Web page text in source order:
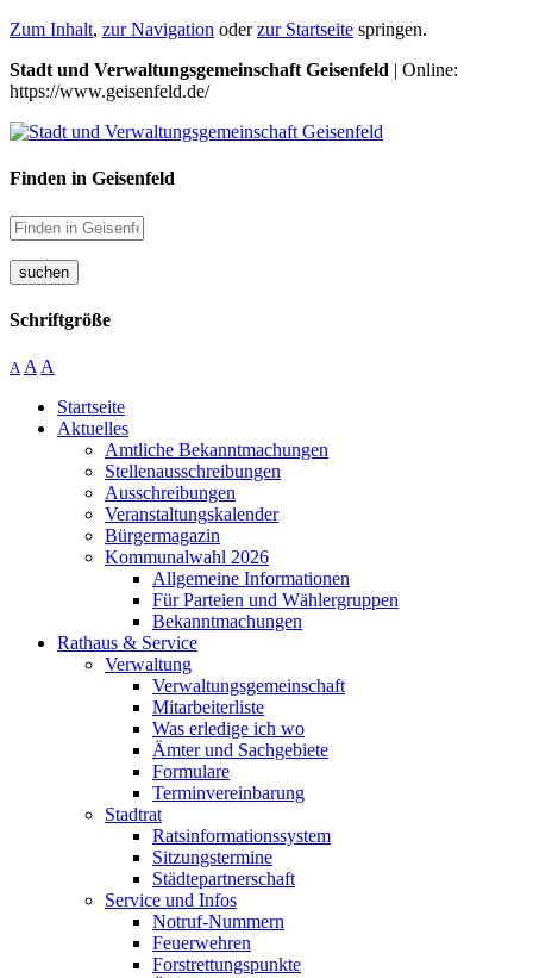
Zum Inhalt, zur Navigation oderzur Startseite springen.
Stadt und Verwaltungsgemeinschaft Geisenfeld | Online:
https://www.geisenfeld.de/
Finden in Geisenfeld
suchen
Schriftgröße
A A A
Startseite
Aktuelles
Amtliche Bekanntmachungen
Stellenausschreibungen
Ausschreibungen
Veranstaltungskalender
Bürgermagazin
Kommunalwahl 2026
Allgemeine Informationen
Für Parteien und Wählergruppen
Bekanntmachungen
Rathaus & Service
Verwaltung
Verwaltungsgemeinschaft
Mitarbeiterliste
Was erledige ich wo
Ämter und Sachgebiete
Formulare
Terminvereinbarung
Stadtrat
Ratsinformationssystem
Sitzungstermine
Städtepartnerschaft
Service und Infos
Notruf-Nummern
Feuerwehren
Forstrettungspunkte